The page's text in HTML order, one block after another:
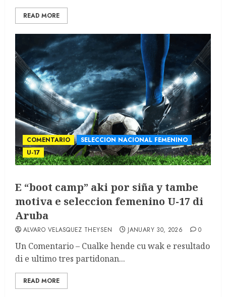
READ MORE
COMENTARIO
SELECCION NACIONAL FEMENINO
U-17
E “boot camp” aki por siña y tambe
motiva e seleccion femenino U-17 di
Aruba
ALVARO VELASQUEZ THEYSEN JANUARY 30, 2026 0
Un Comentario – Cualke hende cu wak e resultado
di e ultimo tres partidonan...
READ MORE